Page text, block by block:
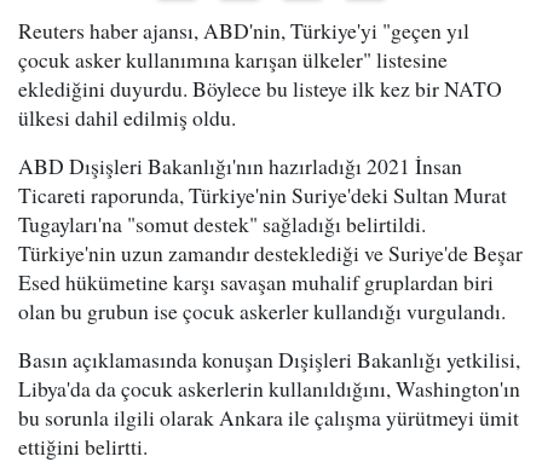
Reuters haber ajansı, ABD'nin, Türkiye'yi "geçen yıl
çocuk asker kullanımına karışan ülkeler" listesine
eklediğini duyurdu. Böylece bu listeye ilk kez bir NATO
ülkesi dahil edilmiş oldu.
ABD Dışişleri Bakanlığı'nın hazırladığı 2021 İnsan
Ticareti raporunda, Türkiye'nin Suriye'deki Sultan Murat
Tugayları'na "somut destek" sağladığı belirtildi.
Türkiye'nin uzun zamandır desteklediği ve Suriye'de Beşar
Esed hükümetine karşı savaşan muhalif gruplardan biri
olan bu grubun ise çocuk askerler kullandığı vurgulandı.
Basın açıklamasında konuşan Dışişleri Bakanlığı yetkilisi,
Libya'da da çocuk askerlerin kullanıldığını, Washington'ın
bu sorunla ilgili olarak Ankara ile çalışma yürütmeyi ümit
ettiğini belirtti.